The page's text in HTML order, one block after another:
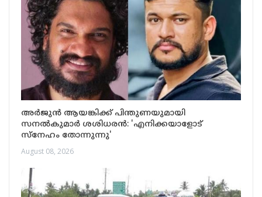
അർജുൻ ആയങ്കിക്ക് പിന്തുണയുമായി
സനൽകുമാർ ശശിധരൻ: 'എനിക്കയാളോട്
സ്നേഹം തോന്നുന്നു'
August 08, 2026